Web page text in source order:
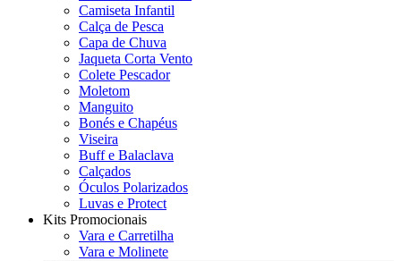
Camiseta Infantil
Calça de Pesca
Capa de Chuva
Jaqueta Corta Vento
Colete Pescador
Moletom
Manguito
Bonés e Chapéus
Viseira
Buff e Balaclava
Calçados
Óculos Polarizados
Luvas e Protect
Kits Promocionais
Vara e Carretilha
Vara e Molinete